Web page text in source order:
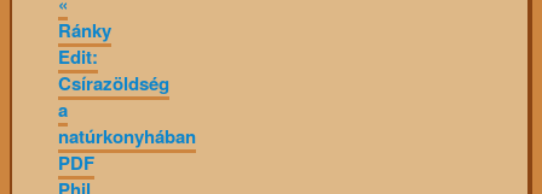
Ránky
Edit:
Csírazöldség
a
natúrkonyhában
PDF